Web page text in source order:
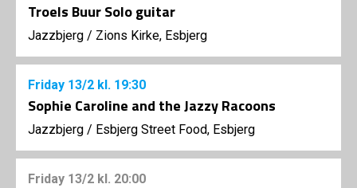
Troels Buur Solo guitar
Jazzbjerg / Zions Kirke, Esbjerg
Friday 13/2 kl. 19:30
Sophie Caroline and the Jazzy Racoons
Jazzbjerg / Esbjerg Street Food, Esbjerg
Friday 13/2 kl. 20:00